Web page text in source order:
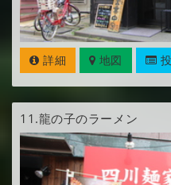
詳細 地図
11.龍の子のラーメン